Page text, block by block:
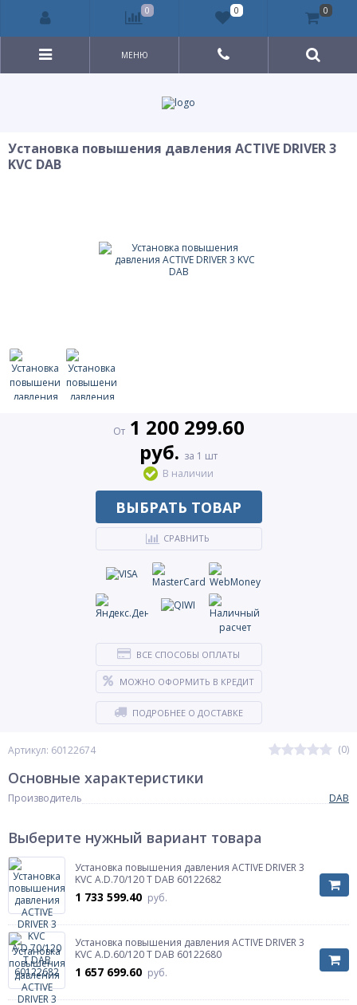
МЕНЮ
Установка повышения давления ACTIVE DRIVER 3
KVC DAB
Артикул: 60122674 (0)
От1 200 299.60
руб. за 1 шт
В наличии
ВЫБРАТЬ ТОВАР
СРАВНИТЬ
ВСЕ СПОСОБЫ ОПЛАТЫ
МОЖНО ОФОРМИТЬ В КРЕДИТ
ПОДРОБНЕЕ О ДОСТАВКЕ
Основные характеристики
Производитель DAB
Выберите нужный вариант товара
Установка повышения давления ACTIVE DRIVER 3
KVC A.D.70/120 T DAB 60122682
1 733 599.40 руб.
Установка повышения давления ACTIVE DRIVER 3
KVC A.D.60/120 T DAB 60122680
1 657 699.60 руб.
0 0 0